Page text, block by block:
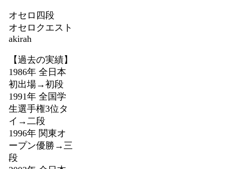
オセロ四段
オセロクエスト
akirah
【過去の実績】
1986年 全日本
初出場→初段
1991年 全国学
生選手権3位タ
イ→二段
1996年 関東オ
ープン優勝→三
段